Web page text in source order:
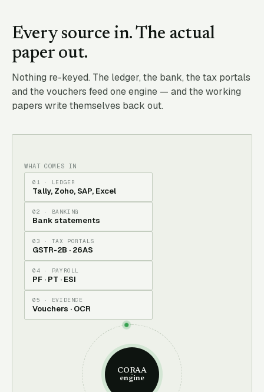
Every source in. The actual
paper out.
Nothing re-keyed. The ledger, the bank, the tax portals
and the vouchers feed one engine — and the working
papers write themselves back out.
WHAT COMES IN
01 · LEDGER
Tally, Zoho, SAP, Excel
02 · BANKING
Bank statements
03 · TAX PORTALS
GSTR-2B · 26AS
04 · PAYROLL
PF · PT · ESI
05 · EVIDENCE
Vouchers · OCR
CORAA
engine